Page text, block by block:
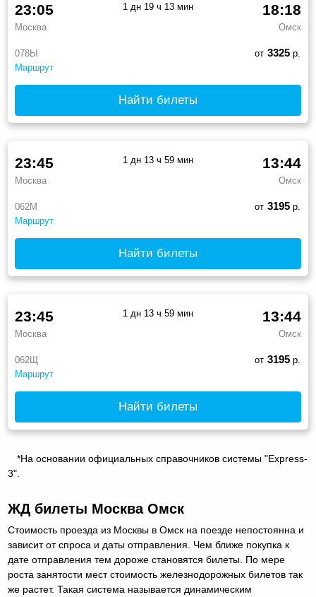
078Ы
Маршрут
23:05
Москва
18:18
Омск
1 дн 19 ч 13 мин
от 3325р.
Найти билеты
062М
Маршрут
23:45
Москва
13:44
Омск
1 дн 13 ч 59 мин
от 3195р.
Найти билеты
062Щ
Маршрут
23:45
Москва
13:44
Омск
1 дн 13 ч 59 мин
от 3195р.
Найти билеты
*На основании официальных справочников системы "Express-
3".
ЖД билеты Москва Омск
Стоимость проезда из Москвы в Омск на поезде непостоянна и
зависит от спроса и даты отправления. Чем ближе покупка к
дате отправления тем дороже становятся билеты. По мере
роста занятости мест стоимость железнодорожных билетов так
же растет. Такая система называется динамическим